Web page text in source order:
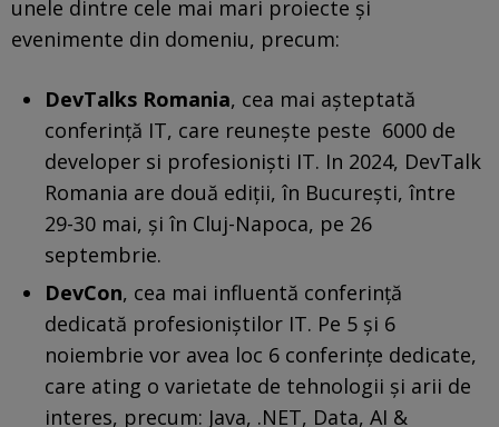
unele dintre cele mai mari proiecte și
evenimente din domeniu, precum:
DevTalks Romania, cea mai așteptată
conferință IT, care reunește peste 6000 de
developer si profesioniști IT. In 2024, DevTalk
Romania are două ediții, în București, între
29-30 mai, și în Cluj-Napoca, pe 26
septembrie.
DevCon, cea mai influentă conferință
dedicată profesioniștilor IT. Pe 5 și 6
noiembrie vor avea loc 6 conferințe dedicate,
care ating o varietate de tehnologii și arii de
interes, precum: Java, .NET, Data, AI &